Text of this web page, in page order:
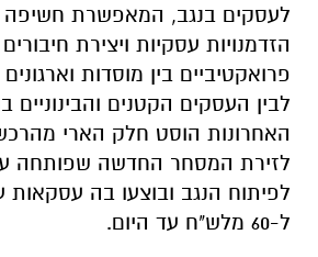
לעסקים בנגב, המאפשרת חשיפה
הזדמנויות עסקיות ויצירת
פרואקטיביים בין מוסדות
לבין העסקים הקטנים והבינוניים
האחרונות הוסט חלק הארי
לזירת המסחר החדשה שפותחה
לפיתוח הנגב ובוצעו בה
ל-60 מלש"ח עד היום.